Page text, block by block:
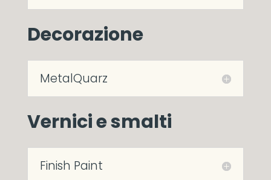
Decorazione
MetalQuarz
Vernici e smalti
Finish Paint